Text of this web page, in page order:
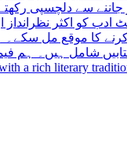
سے دلچسپی
کو اکثر
کرنے کا موقع مل
شامل ہیں۔ ہم